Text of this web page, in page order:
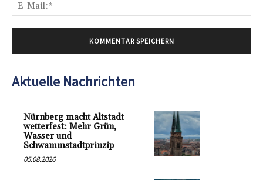
Aktuelle Nachrichten
Nürnberg macht Altstadt
wetterfest: Mehr Grün,
Wasser und
Schwammstadtprinzip
05.08.2026